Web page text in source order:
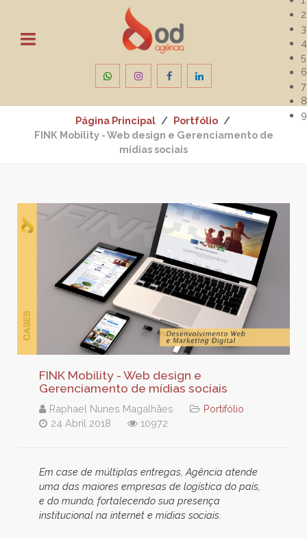
Página Principal
Portfólio
FINK Mobility - Web design e Gerenciamento de
mídias sociais
FINK Mobility - Web design e
Gerenciamento de mídias sociais
Raphael Nunes Magalhães
Portifólio
24 Abril 2018
10972
Em case de múltiplas entregas, Agência atende
uma das maiores empresas de logística do país,
e do mundo, fortalecendo sua presença
institucional na internet e mídias sociais.
2
3
4
5
6
7
8
9